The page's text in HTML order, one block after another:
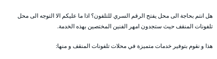
هل انتم بحاجة الى محل يفتح الرقم السري للتلفون؟ اذا ما عليكم الا التوجه الى محل
تلفونات المنقف حيث ستجدون امهر الفنين المختصين بهذه الخدمة.
هذا و نقوم بتوفير خدمات متميزة في محلات تلفونات المنقف و منها: